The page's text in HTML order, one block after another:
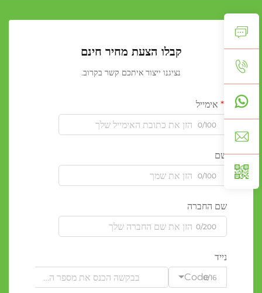
קבלו הצעת מחיר חינם
נציגנו ייצור איתכם קשר בקרוב.
אימייל
0/100
שם
0/100
שם החברה
0/200
נייד
Code0/16